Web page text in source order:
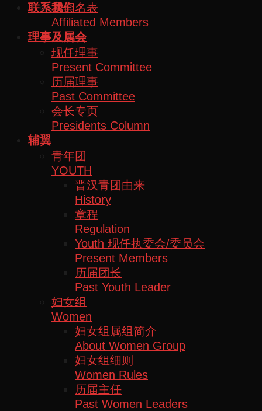
联系我们属会名表
Affiliated Members
理事及属会
现任理事
Present Committee
历届理事
Past Committee
会长专页
Presidents Column
辅翼
青年团
YOUTH
晋汉青团由来
History
章程
Regulation
Youth 现任执委会/委员会
Present Members
历届团长
Past Youth Leader
妇女组
Women
妇女组属组简介
About Women Group
妇女组细则
Women Rules
历届主任
Past Women Leaders